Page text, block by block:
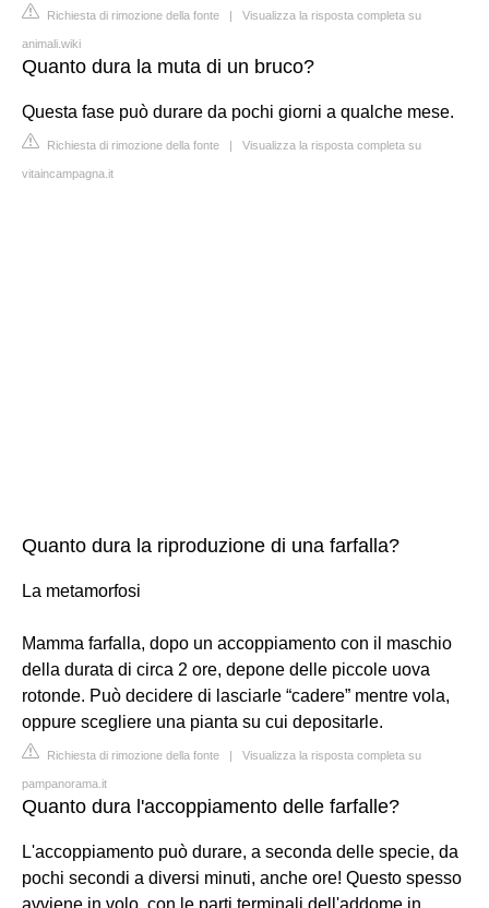
Richiesta di rimozione della fonte | Visualizza la risposta completa su
animali.wiki
Quanto dura la muta di un bruco?
Questa fase può durare da pochi giorni a qualche mese.
Richiesta di rimozione della fonte | Visualizza la risposta completa su
vitaincampagna.it
Quanto dura la riproduzione di una farfalla?
La metamorfosi
Mamma farfalla, dopo un accoppiamento con il maschio
della durata di circa 2 ore, depone delle piccole uova
rotonde. Può decidere di lasciarle “cadere” mentre vola,
oppure scegliere una pianta su cui depositarle.
Richiesta di rimozione della fonte | Visualizza la risposta completa su
pampanorama.it
Quanto dura l'accoppiamento delle farfalle?
L'accoppiamento può durare, a seconda delle specie, da
pochi secondi a diversi minuti, anche ore! Questo spesso
avviene in volo, con le parti terminali dell'addome in